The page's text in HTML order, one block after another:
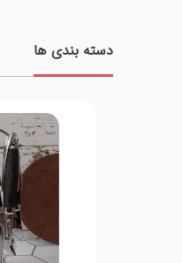
دسته بندی ها